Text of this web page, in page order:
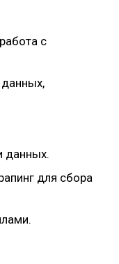
с
данных.
для сбора